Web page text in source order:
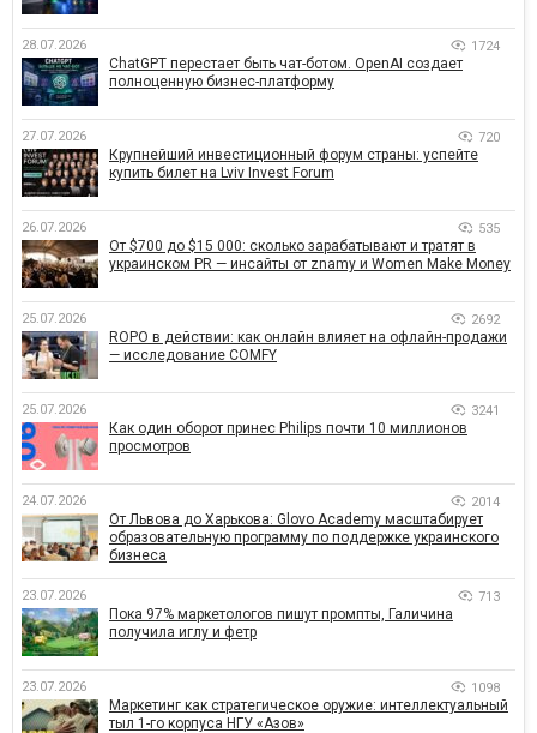
28.07.2026 1724
ChatGPT перестает быть чат-ботом. OpenAI создает
полноценную бизнес-платформу
27.07.2026 720
Крупнейший инвестиционный форум страны: успейте
купить билет на Lviv Invest Forum
26.07.2026 535
От $700 до $15 000: сколько зарабатывают и тратят в
украинском PR — инсайты от znamy и Women Make Money
25.07.2026 2692
ROPO в действии: как онлайн влияет на офлайн-продажи
— исследование COMFY
25.07.2026 3241
Как один оборот принес Philips почти 10 миллионов
просмотров
24.07.2026 2014
От Львова до Харькова: Glovo Academy масштабирует
образовательную программу по поддержке украинского
бизнеса
23.07.2026 713
Пока 97% маркетологов пишут промпты, Галичина
получила иглу и фетр
23.07.2026 1098
Маркетинг как стратегическое оружие: интеллектуальный
тыл 1-го корпуса НГУ «Азов»